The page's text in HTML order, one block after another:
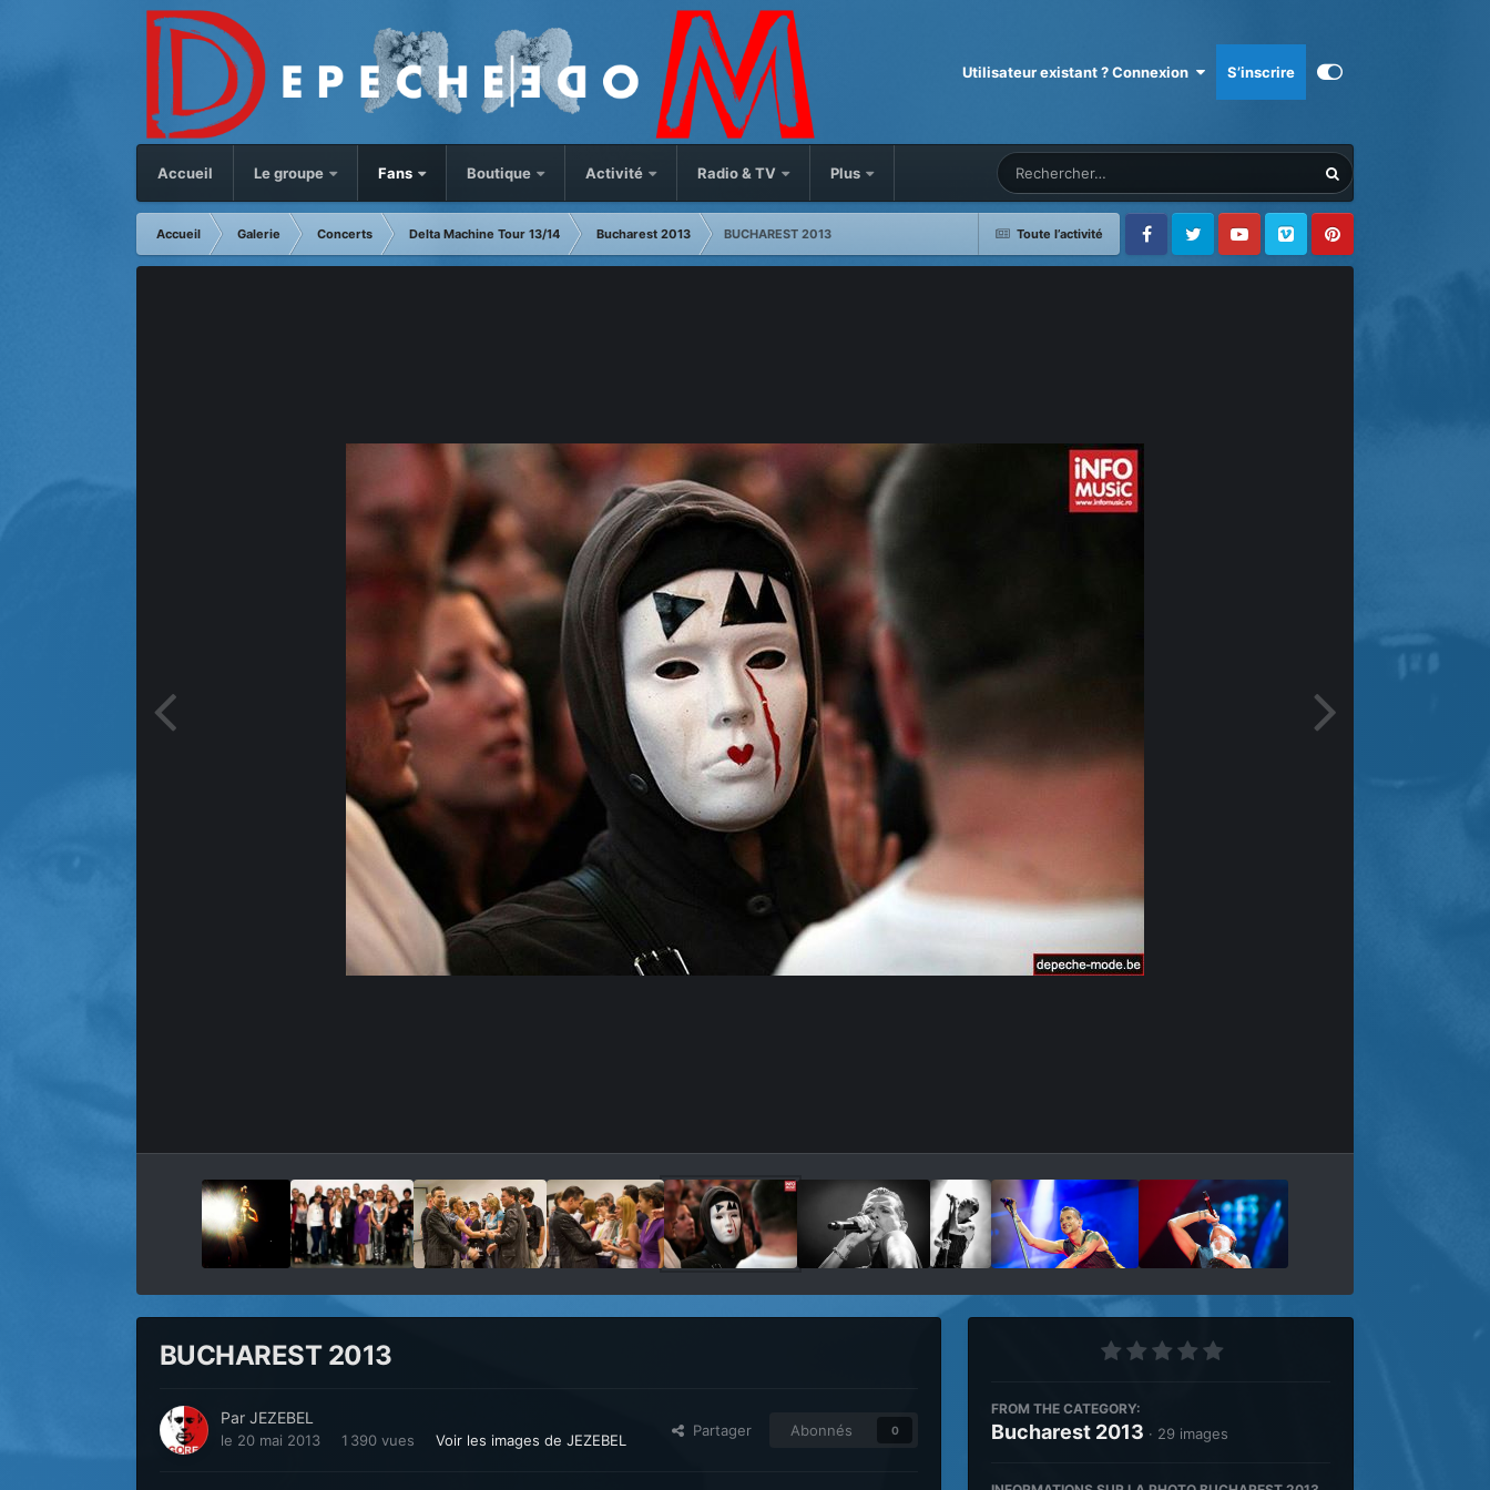
Utilisateur existant ? Connexion S’inscrire
Accueil Le groupe Fans Boutique Activité Radio & TV Plus
Toute l’activité
Accueil Galerie Concerts Delta Machine Tour 13/14 Bucharest 2013
BUCHAREST 2013
FacebookTwitter Youtube Vimeo Pinterest
BUCHAREST 2013
Par JEZEBEL
le 20 mai 2013 1 390 vues Voir les images de JEZEBEL
Partager Abonnés 0
FROM THE CATEGORY:
Bucharest 2013 · 29 images